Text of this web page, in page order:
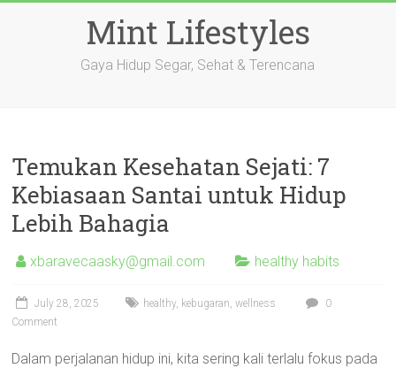
Mint Lifestyles
Gaya Hidup Segar, Sehat & Terencana
Temukan Kesehatan Sejati: 7
Kebiasaan Santai untuk Hidup
Lebih Bahagia
xbaravecaasky@gmail.com healthy habits
July 28, 2025 healthy, kebugaran,wellness
0
Comment
Dalam perjalanan hidup ini, kita sering kali terlalu fokus pada